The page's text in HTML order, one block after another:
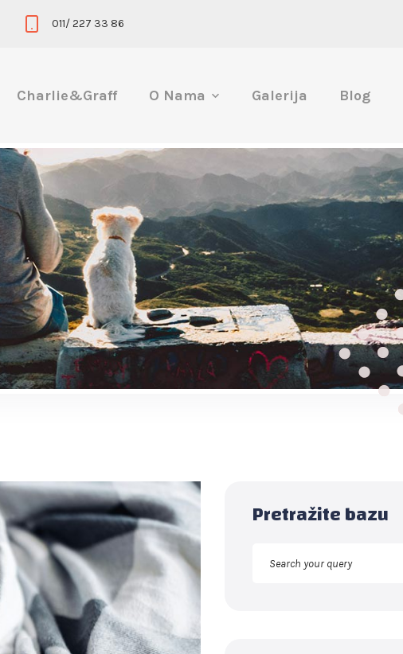
011/ 227 33 86
Charlie&Graff O Nama Galerija Blog
Pretražite bazu